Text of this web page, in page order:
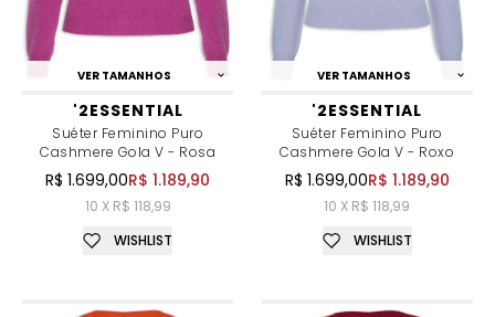
VER TAMANHOS
'2ESSENTIAL
Suéter Feminino Puro
Cashmere Gola V - Rosa
R$ 1.699,00R$ 1.189,90
10 X R$ 118,99
WISHLIST
VER TAMANHOS
'2ESSENTIAL
Suéter Feminino Puro
Cashmere Gola V - Roxo
R$ 1.699,00R$ 1.189,90
10 X R$ 118,99
WISHLIST